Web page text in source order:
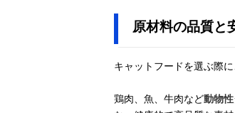
原材料の品質と
キャットフードを選ぶ際
鶏肉、魚、牛肉など動物